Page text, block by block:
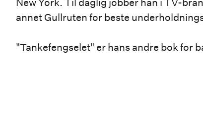
annet Gullruten for beste
"Tankefengselet" er hans andre bok for